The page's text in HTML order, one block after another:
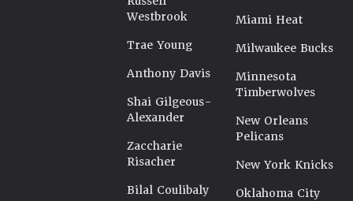
Westbrook
Trae Young
Anthony Davis
Shai Gilgeous-
Alexander
Zaccharie
Risacher
Bilal Coulibaly
Miami Heat
Milwaukee Bucks
Minnesota
Timberwolves
New Orleans
Pelicans
New York Knicks
Oklahoma City